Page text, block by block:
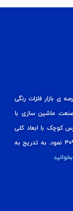
وارد عرصه ی بازار فلزات رنگی
بنیانگذار صنعت ماشین سازی با
کوچک با ابعاد کلی
150*70*60 سانتیمتر و با قابلیت تولید بسته های 60*30 نمود. به تدریج به